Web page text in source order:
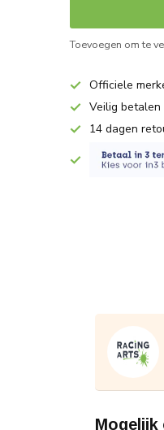
Toevoegen om te
Officiele
Veilig betalen
14 dagen